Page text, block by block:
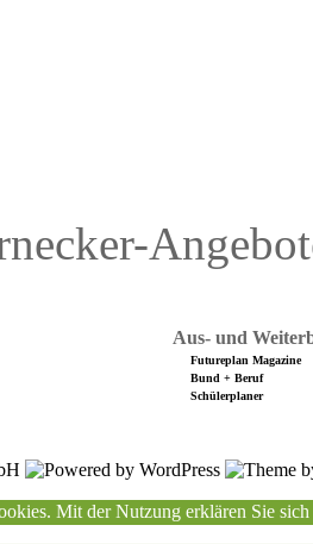
Aus- und
Futureplan Magazine
Bund + Beruf
Schülerplaner
Mit der Nutzung erklären Sie